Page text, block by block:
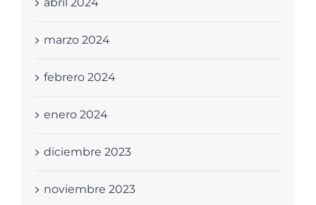
marzo 2024
febrero 2024
enero 2024
diciembre 2023
noviembre 2023